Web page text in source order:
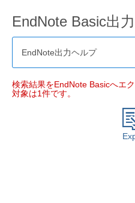
EndNote Basic出力
EndNote出力ヘルプ
検索結果をEndNote Basicへエク
対象は1件です。